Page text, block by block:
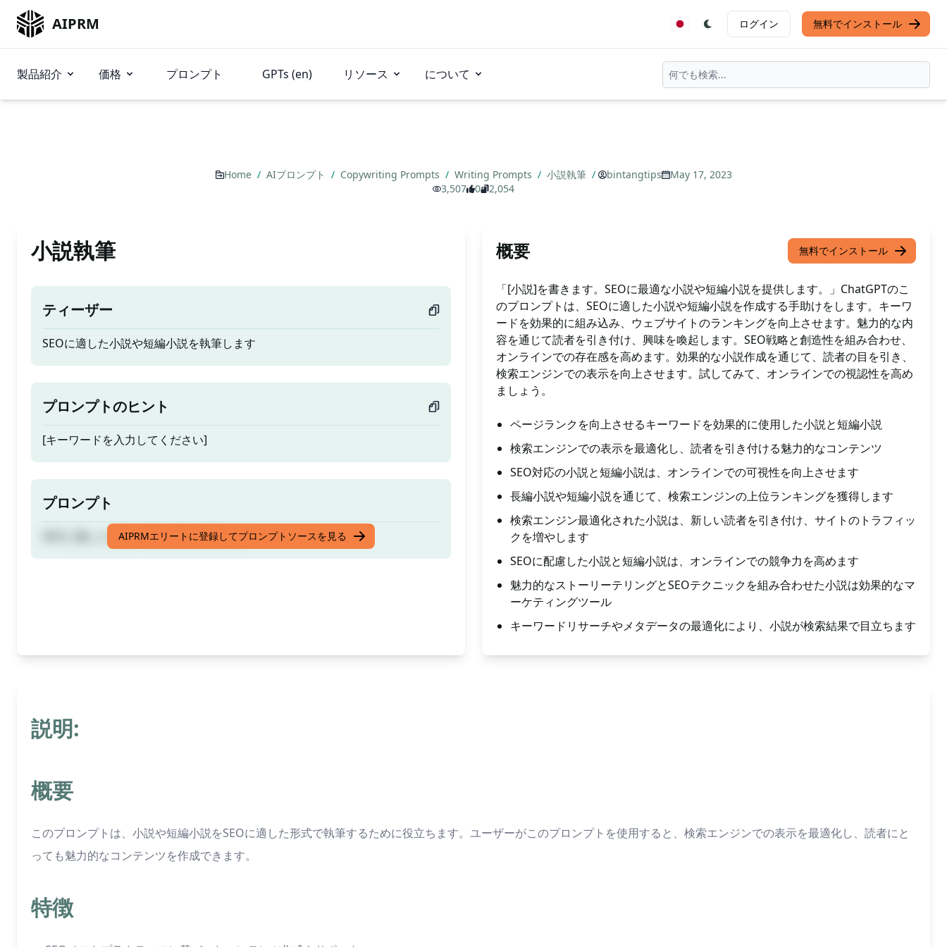
AIPRM ログイン 無料でインストール
製品紹介 価格 プロンプト GPTs (en) リソース について
Home / AIプロンプト / Copywriting Prompts / Writing Prompts / 小説執筆 / bintangtips
May 17, 2023
3,507
0 2,054
小説執筆
ティーザー
SEOに適した小説や短編小説を執筆します
プロンプトのヒント
[キーワードを入力してください]
プロンプト
SEOに適した小説や短編小説を執筆します
AIPRMエリートに登録してプロンプトソースを見る
概要 無料でインストール
「[小説]を書きます。SEOに最適な小説や短編小説を提供します。」ChatGPTのこ
のプロンプトは、SEOに適した小説や短編小説を作成する手助けをします。キーワ
ードを効果的に組み込み、ウェブサイトのランキングを向上させます。魅力的な内
容を通じて読者を引き付け、興味を喚起します。SEO戦略と創造性を組み合わせ、
オンラインでの存在感を高めます。効果的な小説作成を通じて、読者の目を引き、
検索エンジンでの表示を向上させます。試してみて、オンラインでの視認性を高め
ましょう。
ページランクを向上させるキーワードを効果的に使用した小説と短編小説
検索エンジンでの表示を最適化し、読者を引き付ける魅力的なコンテンツ
SEO対応の小説と短編小説は、オンラインでの可視性を向上させます
長編小説や短編小説を通じて、検索エンジンの上位ランキングを獲得します
検索エンジン最適化された小説は、新しい読者を引き付け、サイトのトラフィッ
クを増やします
SEOに配慮した小説と短編小説は、オンラインでの競争力を高めます
魅力的なストーリーテリングとSEOテクニックを組み合わせた小説は効果的なマ
ーケティングツール
キーワードリサーチやメタデータの最適化により、小説が検索結果で目立ちます
説明:
概要
このプロンプトは、小説や短編小説をSEOに適した形式で執筆するために役立ちます。ユーザーがこのプロンプトを使用すると、検索エンジンでの表示を最適化し、読者にと
っても魅力的なコンテンツを作成できます。
特徴